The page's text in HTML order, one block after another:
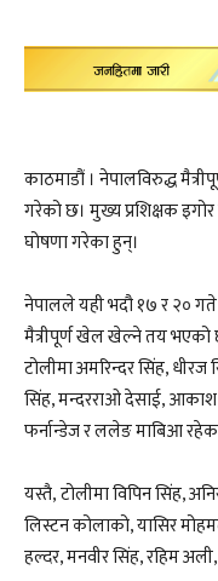
काठमाडौं । नेपालविरुद्ध
गरेको छ। मुख्य प्रशिक्षक
घोषणा गरेका हुन्।
नेपालले यही भदौ १७ र २० गते
मैत्रीपूर्ण खेल खेल्ने तय भएको
टोलीमा अमरिन्दर सिंह,
सिंह, मन्दरराओ देसाई, आकाश
फर्नान्डेज र ललेङ माबिआ
यस्तै‚ टोलीमा विपिन सिंह,
लिस्टन कोलाको, यासिर
हल्दर, मनवीर सिंह, रहिम